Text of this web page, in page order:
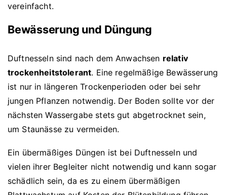
vereinfacht.
Bewässerung und Düngung
Duftnesseln sind nach dem Anwachsen relativ
trockenheitstolerant. Eine regelmäßige Bewässerung
ist nur in längeren Trockenperioden oder bei sehr
jungen Pflanzen notwendig. Der Boden sollte vor der
nächsten Wassergabe stets gut abgetrocknet sein,
um Staunässe zu vermeiden.
Ein übermäßiges Düngen ist bei Duftnesseln und
vielen ihrer Begleiter nicht notwendig und kann sogar
schädlich sein, da es zu einem übermäßigen